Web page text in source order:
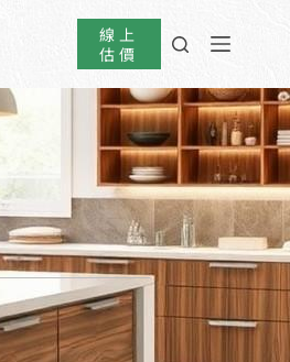
線上
估價